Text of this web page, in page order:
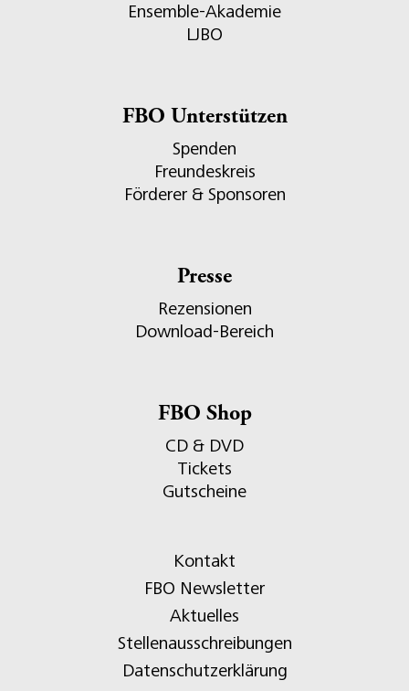
Ensemble-Akademie
LJBO
FBO Unterstützen
Spenden
Freundeskreis
Förderer & Sponsoren
Presse
Rezensionen
Download-Bereich
FBO Shop
CD & DVD
Tickets
Gutscheine
Kontakt
FBO Newsletter
Aktuelles
Stellenausschreibungen
Datenschutzerklärung